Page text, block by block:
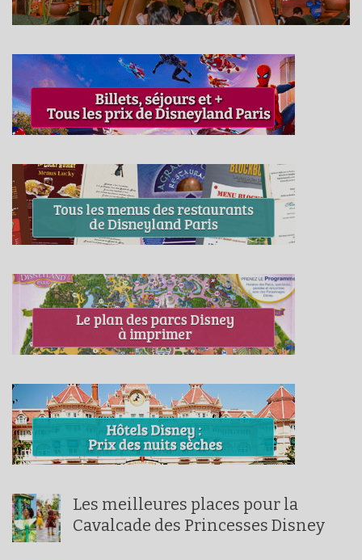
Les meilleures places pour la
Cavalcade des Princesses Disney